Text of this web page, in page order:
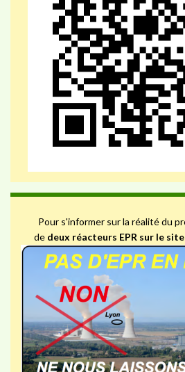
Pour s'informer sur la réalité du
de deux réacteurs EPR sur le